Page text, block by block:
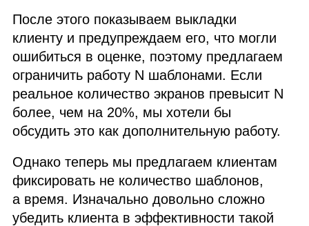
После этого показываем выкладки
клиенту и предупреждаем его, что могли
ошибиться в оценке, поэтому предлагаем
ограничить работу N шаблонами. Если
реальное количество экранов превысит N
более, чем на 20%, мы хотели бы
обсудить это как дополнительную работу.
Однако теперь мы предлагаем клиентам
фиксировать не количество шаблонов,
а время. Изначально довольно сложно
убедить клиента в эффективности такой